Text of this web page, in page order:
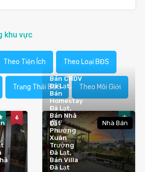
khu vực
Theo Tiện Ích Theo Loại BĐS
Trạng Thái BĐS Theo Môi Giới
7
Bán CHDV
Đà Lạt,
Bán
Homestay
Đà Lạt,
Bán Nhà
Đất
Phường
Xuân
Trường
Đà Lạt,
Bán Villa
Đà Lạt
Nhà Bán